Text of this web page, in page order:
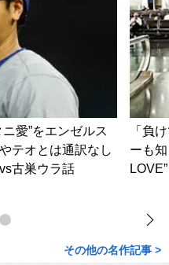
愛”をエンゼルス
テオとは通訳なし
古巣ウラ話
「負
ーも
その他の名作記事 >